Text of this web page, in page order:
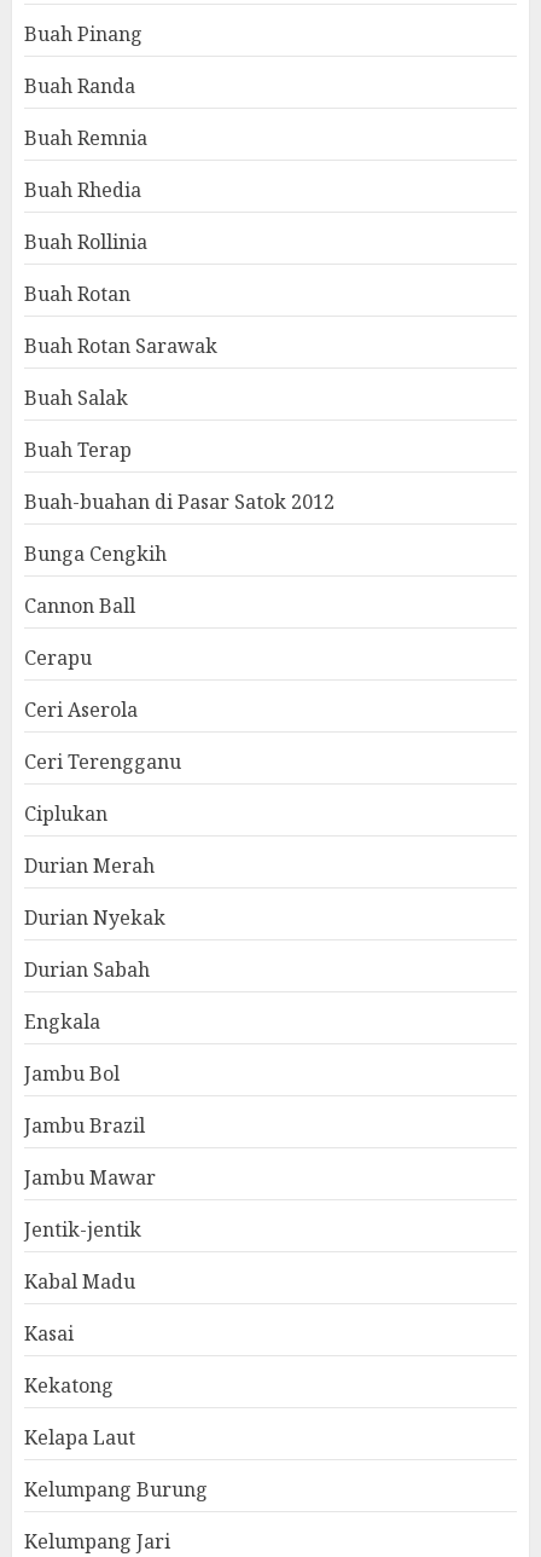
Buah Pinang
Buah Randa
Buah Remnia
Buah Rhedia
Buah Rollinia
Buah Rotan
Buah Rotan Sarawak
Buah Salak
Buah Terap
Buah-buahan di Pasar Satok 2012
Bunga Cengkih
Cannon Ball
Cerapu
Ceri Aserola
Ceri Terengganu
Ciplukan
Durian Merah
Durian Nyekak
Durian Sabah
Engkala
Jambu Bol
Jambu Brazil
Jambu Mawar
Jentik-jentik
Kabal Madu
Kasai
Kekatong
Kelapa Laut
Kelumpang Burung
Kelumpang Jari